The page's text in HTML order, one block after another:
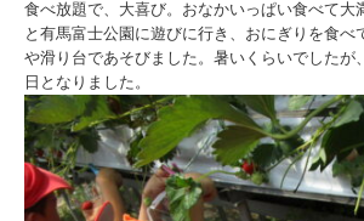
食べ放題で、大喜び。おなかいっぱい食べて大
と有馬富士公園に遊びに行き、おにぎりを食べ
や滑り台であそびました。暑いくらいでしたが
日となりました。